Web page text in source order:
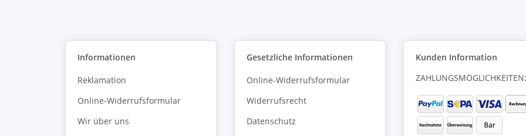
Informationen
Reklamation
Online-Widerrufsformular
Wir über uns
Gesetzliche Informationen
Online-Widerrufsformular
Widerrufsrecht
Datenschutz
Kunden Information
ZAHLUNGSMÖGLICHKEITEN: